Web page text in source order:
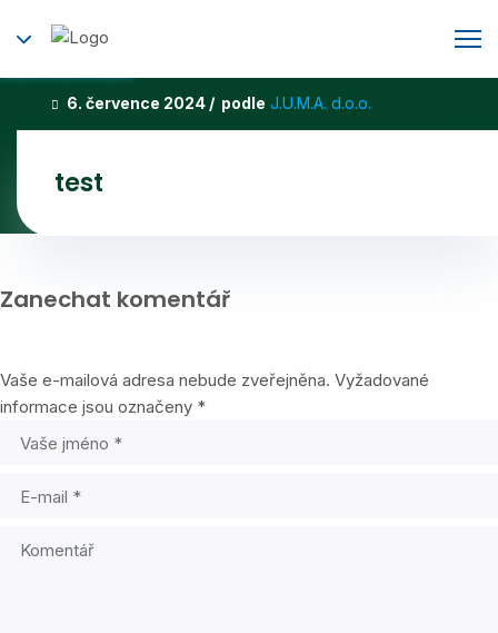
6. července 2024 / podle J.U.M.A. d.o.o.
test
Zanechat komentář
Vaše e-mailová adresa nebude zveřejněna. Vyžadované
informace jsou označeny *